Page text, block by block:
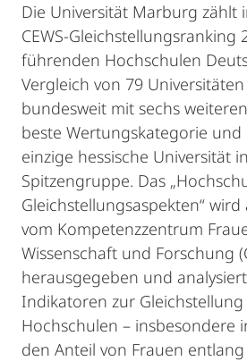
Die Universität Marburg zählt
CEWS-Gleichstellungsranking
führenden Hochschulen
Vergleich von 79
bundesweit mit sechs
beste Wertungskategorie und
einzige hessische Universität
Spitzengruppe. Das
Gleichstellungsaspekten“ wird
vom Kompetenzzentrum
Wissenschaft und Forschung
herausgegeben und
Indikatoren zur
Hochschulen – insbesondere
den Anteil von Frauen entlang